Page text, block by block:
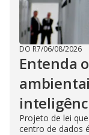
DO R7/06/08/2026
Entenda
Projeto de lei
centro de dados